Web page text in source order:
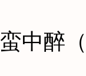
醉（